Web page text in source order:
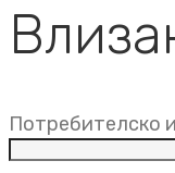
Потребителско